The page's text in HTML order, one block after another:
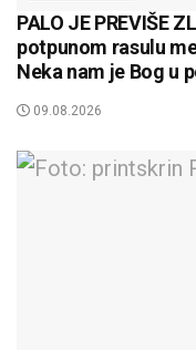
PALO JE PREVIŠE
potpunom rasulu
Neka nam je Bog u
09.08.2026